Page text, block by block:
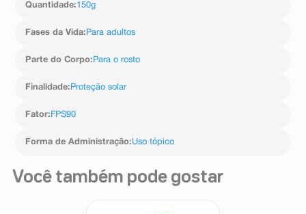
Quantidade:150g
Fases da Vida: Para adultos
Parte do Corpo: Para o rosto
Finalidade: Proteção solar
Fator: FPS90
Forma de Administração:Uso tópico
Você também pode gostar